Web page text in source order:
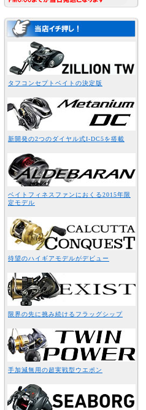
タフコンセプトベイトの決定版
新開発の2つのダイヤル式I-DC5を搭載
ベイトフィネスファンにおくる2015年限
定モデル
待望のハイギアモデルがデビュー
限界の先に挑み続けるフラッグシップ
手加減無用の超実戦型ウエポン